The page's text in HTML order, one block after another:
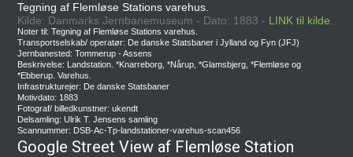
Tegning af Flemløse Stations varehus.
Kilde: Danmarks Jernbanemuseum - Dato: 1883 - LINK til kilde.
Noter til: Tegning af Flemløse Stations varehus.
Transportselskab/ operatør: De danske Statsbaner i Jylland og Fyn (JFJ)
Jernbanested: Tommerup - Assens
Beskrivelse: Landstation. *Knarreborg, *Nårup, *Glamsbjerg, *Flemløse og
*Ebberup. Varehus.
Infrastrukturejer: De danske Statsbaner
Motivdato: 1883
Fotograf/ billedkunstner: ukendt
Delsamling: Ulrik T. Jensens samling
Scannummer: DSB-Ac-Tp-landstationer-varehus-scan456
Google Street View af Flemløse Station